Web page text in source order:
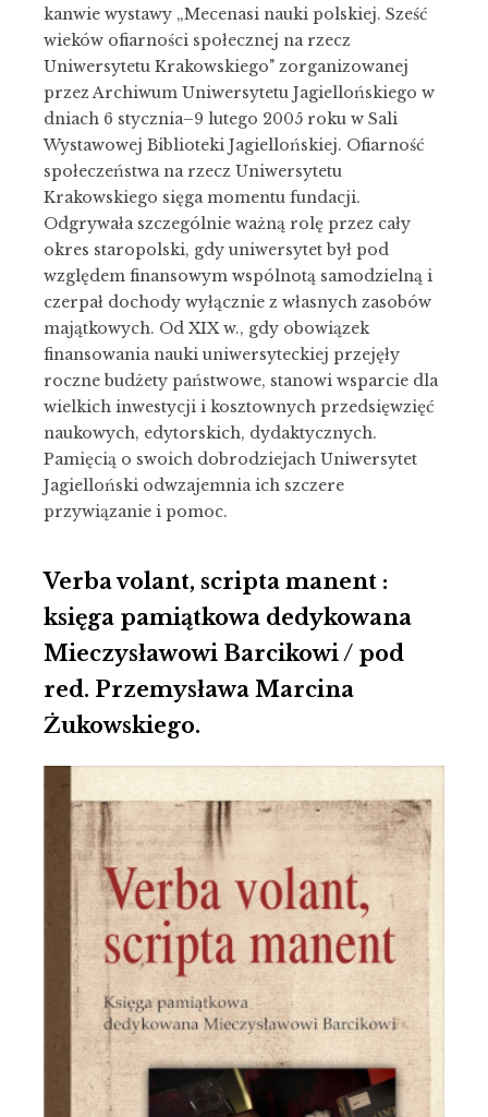
kanwie wystawy „Mecenasi nauki polskiej. Sześć
wieków ofiarności społecznej na rzecz
Uniwersytetu Krakowskiego" zorganizowanej
przez Archiwum Uniwersytetu Jagiellońskiego w
dniach 6 stycznia–9 lutego 2005 roku w Sali
Wystawowej Biblioteki Jagiellońskiej. Ofiarność
społeczeństwa na rzecz Uniwersytetu
Krakowskiego sięga momentu fundacji.
Odgrywała szczególnie ważną rolę przez cały
okres staropolski, gdy uniwersytet był pod
względem finansowym wspólnotą samodzielną i
czerpał dochody wyłącznie z własnych zasobów
majątkowych. Od XIX w., gdy obowiązek
finansowania nauki uniwersyteckiej przejęły
roczne budżety państwowe, stanowi wsparcie dla
wielkich inwestycji i kosztownych przedsięwzięć
naukowych, edytorskich, dydaktycznych.
Pamięcią o swoich dobrodziejach Uniwersytet
Jagielloński odwzajemnia ich szczere
przywiązanie i pomoc.
Verba volant, scripta manent :
księga pamiątkowa dedykowana
Mieczysławowi Barcikowi / pod
red. Przemysława Marcina
Żukowskiego.